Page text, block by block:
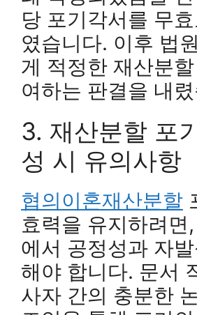
당 포기각서를 무
였습니다. 이후 법
게 적정한 재산분
여하는 판결을 내
3. 재산분할 포
성 시 유의사항
협의이혼재산분할
효력을 유지하려면
에서 공정성과 자
해야 합니다. 문서
사자 간의 충분한